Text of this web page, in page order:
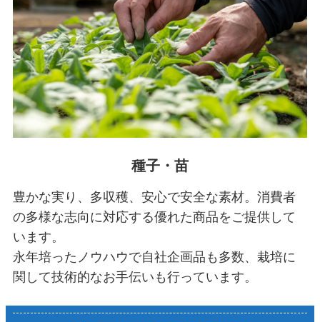
種子・苗
豊かな実り、多収穫、安心で安全な素材。消費者
の多様な志向に対応する優れた商品をご提供して
います。
永年培ったノウハウで自社企画品も多数、栽培に
関して技術的なお手伝いも行っています。